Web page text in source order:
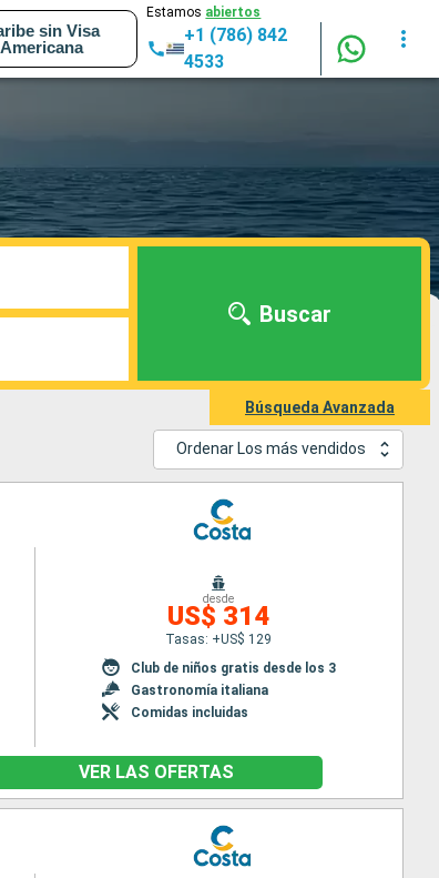
sin Visa
Americana
Estamos abiertos
+1 (786) 842
4533
Buscar
Búsqueda Avanzada
Ordenar Los más vendidos
desde
US$ 314
Tasas: +US$ 129
Club de niños gratis desde los 3
Gastronomía italiana
Comidas incluidas
VER LAS OFERTAS